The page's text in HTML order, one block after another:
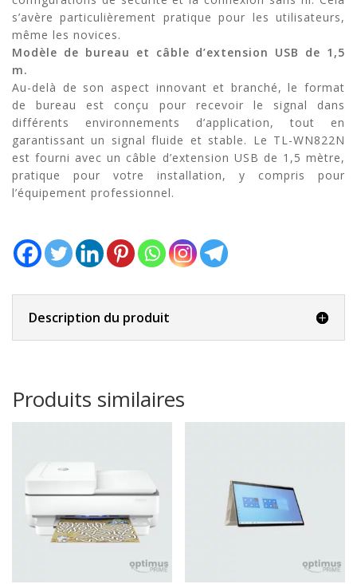
s’avère particulièrement pratique pour les utilisateurs,
même les novices.
Modèle de bureau et câble d’extension USB de 1,5
m.
Au-delà de son aspect innovant et branché, le format
de bureau est conçu pour recevoir le signal dans
différents environnements d’application, tout en
garantissant un signal fluide et stable. Le TL-WN822N
est fourni avec un câble d’extension USB de 1,5 mètre,
pratique pour votre installation, y compris pour
l’équipement professionnel.
Description du produit
Produits similaires